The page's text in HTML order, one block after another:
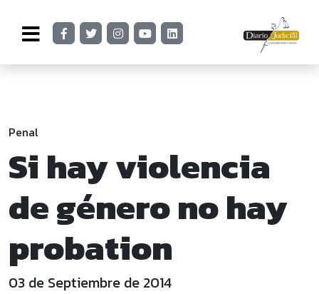
Penal
Si hay violencia
de género no hay
probation
03 de Septiembre de 2014